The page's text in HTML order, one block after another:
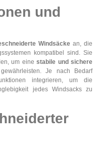
und
Windsäcke an, die
kompatibel sind. Sie
um einestabile und sichere
Je nach Bedarf
integrieren, um die
jedes Windsacks zu